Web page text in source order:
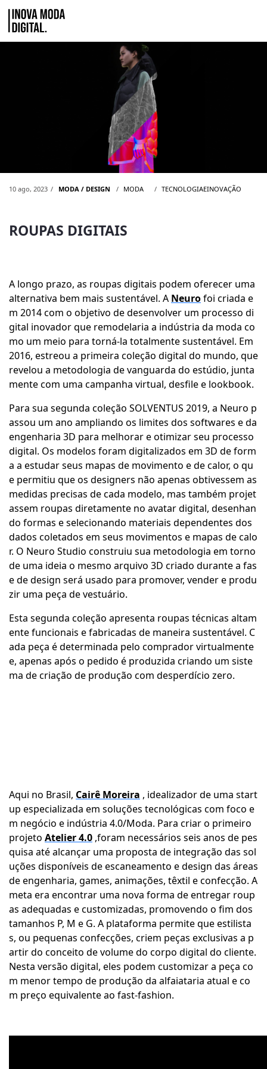
Pular para o Conteúdo principal
ROUPAS DIGITAIS
10 ago, 2023 MODA / DESIGN MODA TECNOLOGIAEINOVAÇÃO
ROUPAS DIGITAIS
A longo prazo, as roupas digitais podem oferecer uma
alternativa bem mais sustentável. A Neurofoi criada e
m 2014 com o objetivo de desenvolver um processo di
gital inovador que remodelaria a indústria da moda co
mo um meio para torná-la totalmente sustentável. Em
2016, estreou a primeira coleção digital do mundo, que
revelou a metodologia de vanguarda do estúdio, junta
mente com uma campanha virtual, desfile e lookbook.
Para sua segunda coleção SOLVENTUS 2019, a Neuro p
assou um ano ampliando os limites dos softwares e da
engenharia 3D para melhorar e otimizar seu processo
digital. Os modelos foram digitalizados em 3D de form
a a estudar seus mapas de movimento e de calor, o qu
e permitiu que os designers não apenas obtivessem as
medidas precisas de cada modelo, mas também projet
assem roupas diretamente no avatar digital, desenhan
do formas e selecionando materiais dependentes dos
dados coletados em seus movimentos e mapas de calo
r. O Neuro Studio construiu sua metodologia em torno
de uma ideia o mesmo arquivo 3D criado durante a fas
e de design será usado para promover, vender e produ
zir uma peça de vestuário.
Esta segunda coleção apresenta roupas técnicas altam
ente funcionais e fabricadas de maneira sustentável. C
ada peça é determinada pelo comprador virtualmente
e, apenas após o pedido é produzida criando um siste
ma de criação de produção com desperdício zero.
Aqui no Brasil, Cairê Moreira , idealizador de uma start
up especializada em soluções tecnológicas com foco e
m negócio e indústria 4.0/Moda. Para criar o primeiro
projeto Atelier 4.0 ,foram necessários seis anos de pes
quisa até alcançar uma proposta de integração das sol
uções disponíveis de escaneamento e design das áreas
de engenharia, games, animações, têxtil e confecção. A
meta era encontrar uma nova forma de entregar roup
as adequadas e customizadas, promovendo o fim dos
tamanhos P, M e G. A plataforma permite que estilista
s, ou pequenas confecções, criem peças exclusivas a p
artir do conceito de volume do corpo digital do cliente.
Nesta versão digital, eles podem customizar a peça co
m menor tempo de produção da alfaiataria atual e co
m preço equivalente ao fast-fashion.